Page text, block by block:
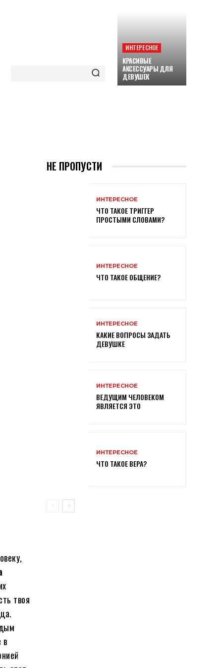
ИНТЕРЕСНОЕ
КРАСИВЫЕ
АКСЕССУАРЫ ДЛЯ
ДЕВУШЕК
твоя
в
НЕ ПРОПУСТИ
ИНТЕРЕСНОЕ
ЧТО ТАКОЕ ТРИГГЕР
ПРОСТЫМИ СЛОВАМИ?
ИНТЕРЕСНОЕ
ЧТО ТАКОЕ ОБЩЕНИЕ?
ИНТЕРЕСНОЕ
КАКИЕ ВОПРОСЫ ЗАДАТЬ
ДЕВУШКЕ
ИНТЕРЕСНОЕ
ВЕДУЩИМ ЧЕЛОВЕКОМ
ЯВЛЯЕТСЯ ЭТО
ИНТЕРЕСНОЕ
ЧТО ТАКОЕ ВЕРА?